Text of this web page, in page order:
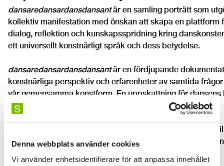
Denna webbplats använder cookies
Vi använder enhetsidentifierare för att anpassa innehållet
dansaredansardansdansantär en samling porträtt som
kollektiv manifestation med önskan att skapa en plattform
dialog, reflektion och kunskapsspridning kring
ett universellt konstnärligt språk och dess betydelse.
dansaredansardansdansantär en fördjupande
konstnärliga perspektiv och erfarenheter av samtida
vår gemensamma konstform. En uppskattning för dansens
vårt nutida samhälle.
SKH Dans står som ansvariga utgivare och initiativtagare
publikationen tillsammans med MDT Moderna